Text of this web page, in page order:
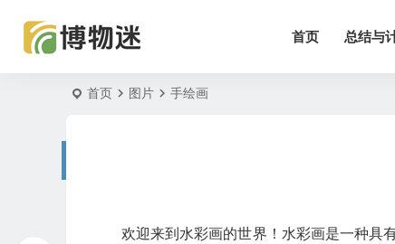
首页 总结与
首页 图片 手绘画
欢迎来到水彩画的世界！水彩画是一种具